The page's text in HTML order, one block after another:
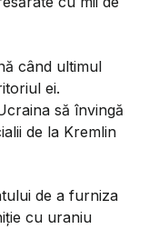
când ultimul
ei.
să învingă
de la Kremlin
de a furniza
cu uraniu